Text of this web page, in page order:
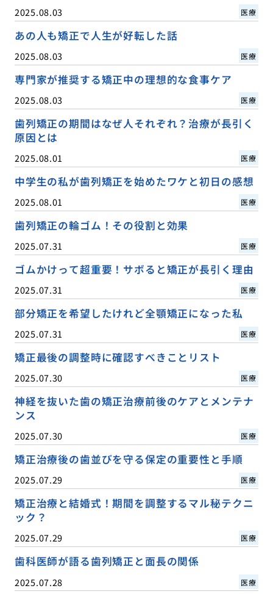
2025.08.03 医療
あの人も矯正で人生が好転した話
2025.08.03 医療
専門家が推奨する矯正中の理想的な食事ケア
2025.08.03 医療
歯列矯正の期間はなぜ人それぞれ？治療が長引く
原因とは
2025.08.01 医療
中学生の私が歯列矯正を始めたワケと初日の感想
2025.08.01 医療
歯列矯正の輪ゴム！その役割と効果
2025.07.31 医療
ゴムかけって超重要！サボると矯正が長引く理由
2025.07.31 医療
部分矯正を希望したけれど全顎矯正になった私
2025.07.31 医療
矯正最後の調整時に確認すべきことリスト
2025.07.30 医療
神経を抜いた歯の矯正治療前後のケアとメンテナ
ンス
2025.07.30 医療
矯正治療後の歯並びを守る保定の重要性と手順
2025.07.29 医療
矯正治療と結婚式！期間を調整するマル秘テクニ
ック？
2025.07.29 医療
歯科医師が語る歯列矯正と面長の関係
2025.07.28 医療